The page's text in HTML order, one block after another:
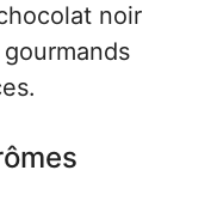
noir